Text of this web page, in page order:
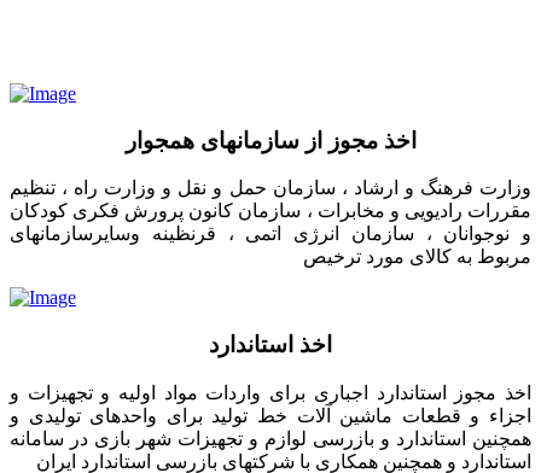
اخذ مجوز از سازمانهای همجوار
وزارت فرهنگ و ارشاد ، سازمان حمل و نقل و وزارت راه ، تنظیم
مقررات رادیویی و مخابرات ، سازمان کانون پرورش فکری کودکان
و نوجوانان ، سازمان انرژی اتمی ، قرنظینه وسایرسازمانهای
مربوط به کالای مورد ترخیص
اخذ استاندارد
اخذ مجوز استاندارد اجباری برای واردات مواد اولیه و تجهیزات و
اجزاء و قطعات ماشین آلات خط تولید برای واحدهای تولیدی و
همچنین استاندارد و بازرسی لوازم و تجهیزات شهر بازی در سامانه
استاندارد و همچنین همکاری با شرکتهای بازرسی استاندارد ایران